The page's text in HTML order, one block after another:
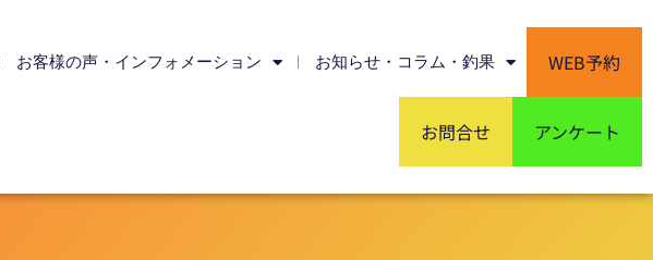
お客様の声・インフォメーション お知らせ・コラム・釣果 WEB予約
お問合せ アンケート